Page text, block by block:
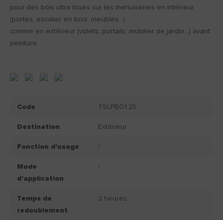
pour des bois ultra lisses sur les menuiseries en intérieur
(portes, escalier en bois, meubles...)
comme en extérieur (volets, portails, mobilier de jardin...) avant
peinture.
Code TSLPBO1.25
Destination Extérieur
Fonction d'usage /
Mode
d'application
/
Temps de
redoublement
2 heures